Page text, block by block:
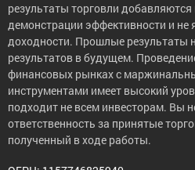
результаты торговли
демонстрации эффективности и не
доходности. Прошлые результаты
результатов в будущем.
финансовых рынках с
инструментами имеет высокий
подходит не всем инвесторам. Вы
ответственность за принятые
полученный в ходе работы.